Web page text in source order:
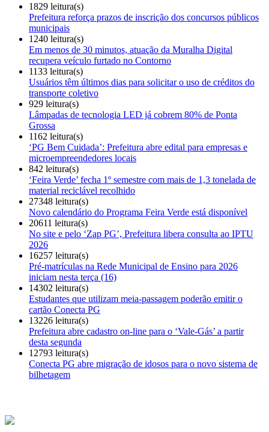
1829 leitura(s)
Prefeitura reforça prazos de inscrição dos concursos públicos
municipais
1240 leitura(s)
Em menos de 30 minutos, atuação da Muralha Digital
recupera veículo furtado no Contorno
1133 leitura(s)
Usuários têm últimos dias para solicitar o uso de créditos do
transporte coletivo
929 leitura(s)
Lâmpadas de tecnologia LED já cobrem 80% de Ponta
Grossa
1162 leitura(s)
‘PG Bem Cuidada’: Prefeitura abre edital para empresas e
microempreendedores locais
842 leitura(s)
‘Feira Verde’ fecha 1º semestre com mais de 1,3 tonelada de
material reciclável recolhido
27348 leitura(s)
Novo calendário do Programa Feira Verde está disponível
20611 leitura(s)
No site e pelo ‘Zap PG’, Prefeitura libera consulta ao IPTU
2026
16257 leitura(s)
Pré-matrículas na Rede Municipal de Ensino para 2026
iniciam nesta terça (16)
14302 leitura(s)
Estudantes que utilizam meia-passagem poderão emitir o
cartão Conecta PG
13226 leitura(s)
Prefeitura abre cadastro on-line para o ‘Vale-Gás’ a partir
desta segunda
12793 leitura(s)
Conecta PG abre migração de idosos para o novo sistema de
bilhetagem